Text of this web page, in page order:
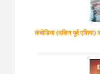
कंबोडिया (दक्षिण पूर्व एशिया)